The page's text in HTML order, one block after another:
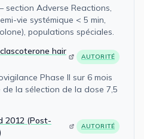
section Adverse Reactions,
vie systémique < 5 min,
populations spéciales.
hair
AUTORITÉ
Phase II sur 6 mois
la sélection de la dose 7,5
2012 (Post-
AUTORITÉ